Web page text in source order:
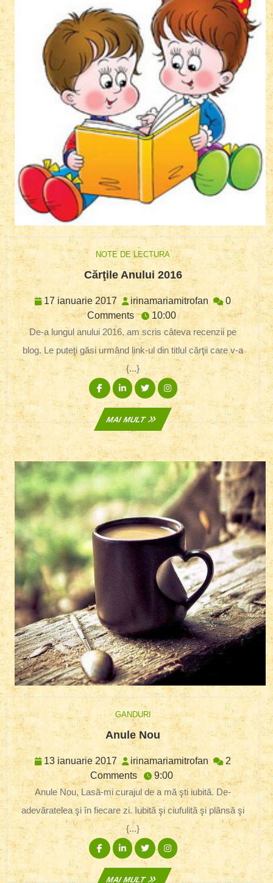
NOTE DE LECTURA
Cărţile Anului 2016Cărţile
Anului
2016
17 ianuarie 2017 17
ianuarie
2017
irinamariamitrofan
0
Comments
10:00
De-a lungul anului 2016, am scris câteva recenzii pe
blog. Le puteţi găsi urmând link-ul din titlul cărţii care v-a
{...}
Facebook
LinkedinTwitterInstagram
MAI MULT
MAI
MULT
GANDURI
Anule Nou Anule
Nou
13 ianuarie 2017 13
ianuarie
2017
irinamariamitrofan
2
Comments
9:00
Anule Nou, Lasă-mi curajul de a mă şti iubită. De-
adevăratelea şi în fiecare zi. Iubită şi ciufulită şi plânsă şi
{...}
Facebook
Linkedin
TwitterInstagram
MAI MULT MAI